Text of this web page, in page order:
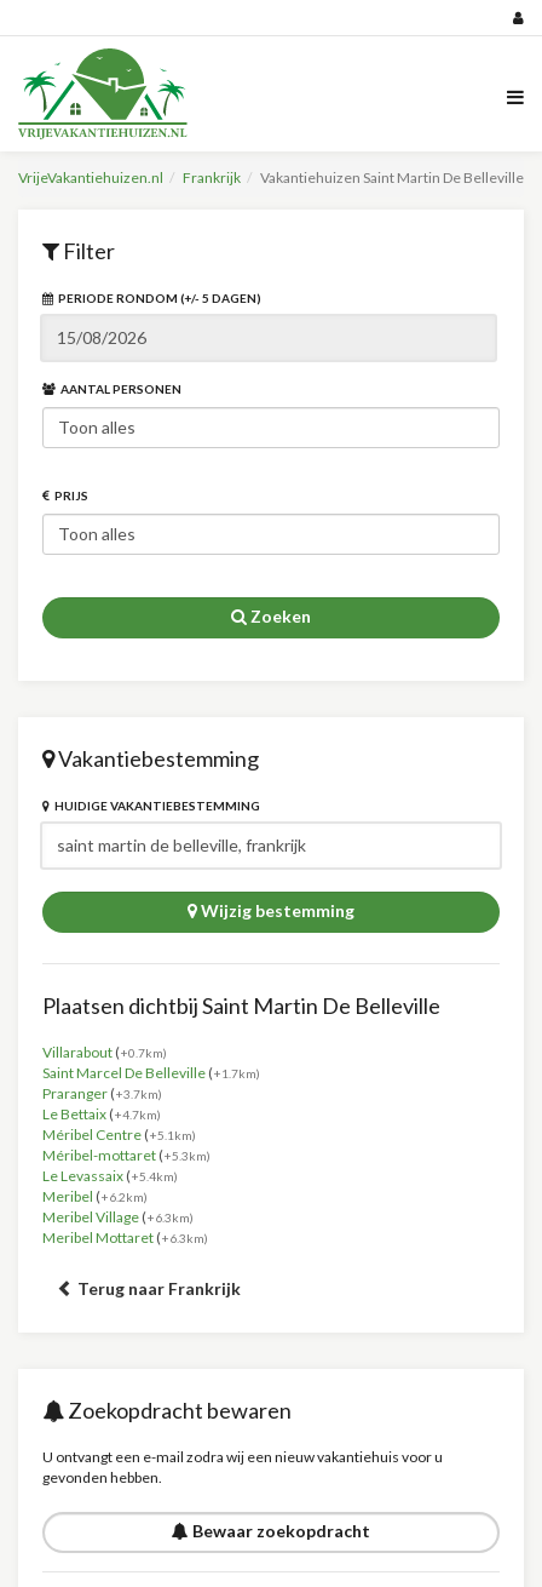
VrijeVakantiehuizen.nl Frankrijk Vakantiehuizen Saint Martin De Belleville
Filter
PERIODE RONDOM (+/- 5 DAGEN)
AANTAL PERSONEN
PRIJS
Zoeken
Vakantiebestemming
HUIDIGE VAKANTIEBESTEMMING
Wijzig bestemming
Plaatsen dichtbij Saint Martin De Belleville
Villarabout (+0.7km)
Saint Marcel De Belleville (+1.7km)
Praranger (+3.7km)
Le Bettaix (+4.7km)
Méribel Centre (+5.1km)
Méribel-mottaret (+5.3km)
Le Levassaix (+5.4km)
Meribel (+6.2km)
Meribel Village (+6.3km)
Meribel Mottaret (+6.3km)
Terug naar Frankrijk
Zoekopdracht bewaren
U ontvangt een e-mail zodra wij een nieuw vakantiehuis voor u
gevonden hebben.
Bewaar zoekopdracht